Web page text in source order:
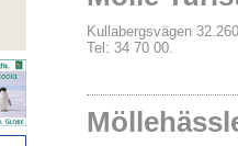
Kullabergsvägen
Tel: 34 70 00.